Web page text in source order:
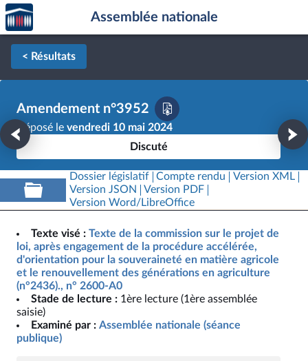
Aller au contenu
Aller en bas de la page
Accèder
à la
page
d'accueil
Assemblée nationale
< Résultats
Amendement n°3952
Déposé le vendredi 10 mai 2024
Discuté
Dossier législatif Compte rendu
Version XML
Version JSON
Version PDF
Version Word/LibreOffice
Texte visé : Texte de la commission sur le projet de
loi, après engagement de la procédure accélérée,
d'orientation pour la souveraineté en matière agricole
et le renouvellement des générations en agriculture
(n°2436)., n° 2600-A0
Stade de lecture : 1ère lecture (1ère assemblée
saisie)
Examiné par : Assemblée nationale (séance
publique)